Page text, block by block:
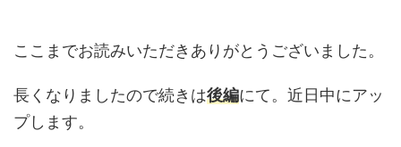
ここまでお読みいただきありがとうございました。
長くなりましたので続きは後編にて。近日中にアッ
プします。